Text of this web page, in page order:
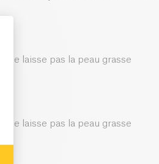
ne laisse pas la peau grasse
ne laisse pas la peau grasse
Personalize